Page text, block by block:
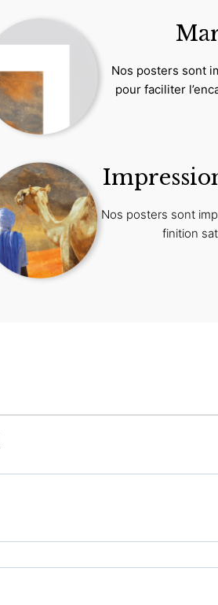
Nos posters sont
pour faciliter
Nos posters sont
finition